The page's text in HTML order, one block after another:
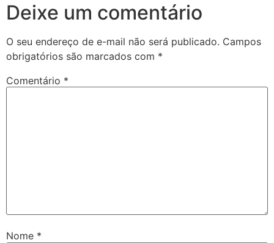
Deixe um comentário
O seu endereço de e-mail não será publicado. Campos
obrigatórios são marcados com *
Comentário *
Nome *